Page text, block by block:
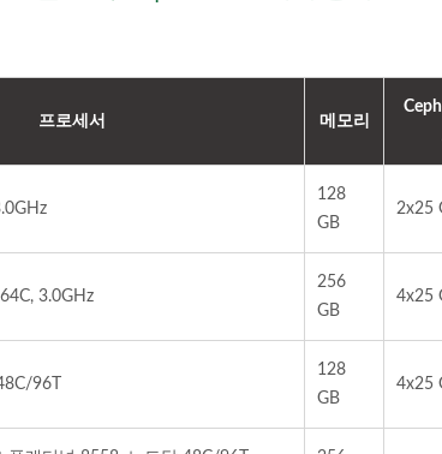
프로세서 메모리
128
GB
2x25
3.0GHz
256
GB
4x25
96T
128
GB
4x25
ARM 64에서의 Ceph